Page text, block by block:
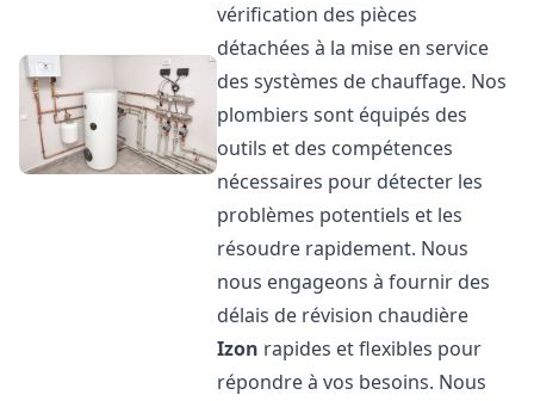
vérification des pièces
détachées à la mise en service
des systèmes de chauffage. Nos
plombiers sont équipés des
outils et des compétences
nécessaires pour détecter les
problèmes potentiels et les
résoudre rapidement. Nous
nous engageons à fournir des
délais de révision chaudière
Izon rapides et flexibles pour
répondre à vos besoins. Nous